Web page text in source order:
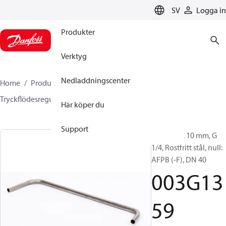
SV Logga in
Produkter
Verktyg
Nedladdningscenter
Här köper du
Support
Home Produkter
Climate Solutions for heating
Tryckflödesregulatorer
Impulsrör, 10 mm, G
1/4, Rostfritt stål, null:
AFPB (-F), DN 40
003G13
59